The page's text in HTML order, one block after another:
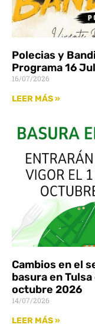
Polecias y
Programa 16
16/07/2026
LEER MÁS »
Cambios en el
basura en
octubre 2026
14/07/2026
LEER MÁS »